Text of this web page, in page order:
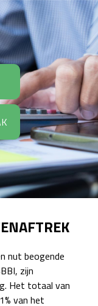
nut beogende
zijn
Het totaal van
van het